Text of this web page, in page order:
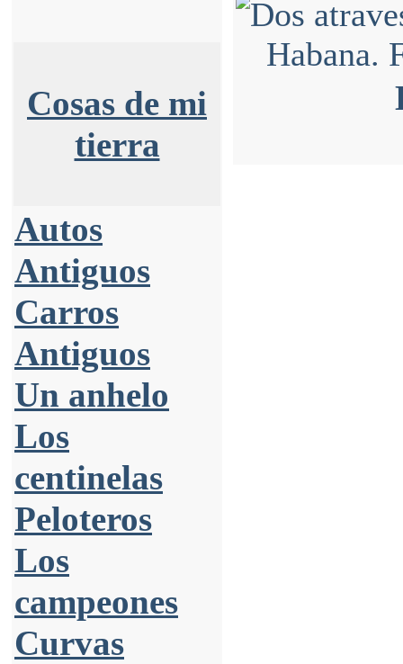
Cosas de mi
tierra
Autos
Antiguos
Carros
Antiguos
Un anhelo
Los
centinelas
Peloteros
Los
campeones
Curvas